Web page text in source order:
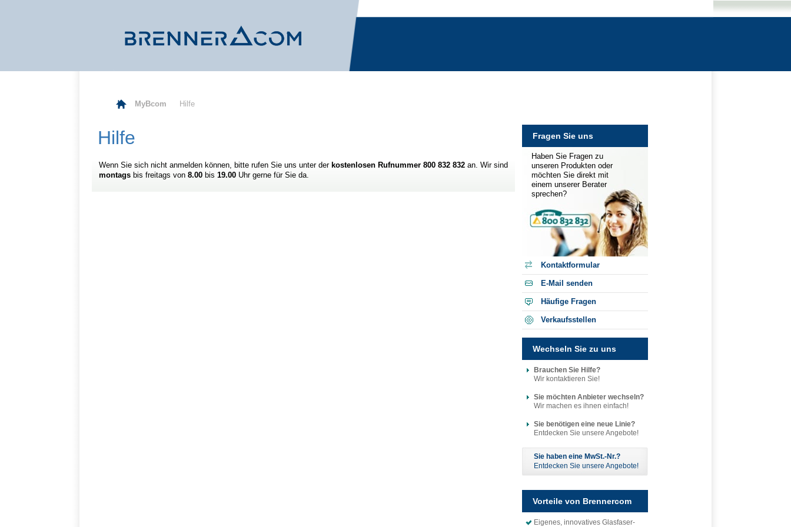
MyBcom Hilfe
Hilfe
Wenn Sie sich nicht anmelden können, bitte rufen Sie uns unter der kostenlosen Rufnummer 800 832 832 an. Wir sind
montags bis freitags von 8.00 bis 19.00 Uhr gerne für Sie da.
Fragen Sie uns
Haben Sie Fragen zu
unseren Produkten oder
möchten Sie direkt mit
einem unserer Berater
sprechen?
Kontaktformular
E-Mail senden
Häufige Fragen
Verkaufsstellen
Wechseln Sie zu uns
Brauchen Sie Hilfe?
Wir kontaktieren Sie!
Sie möchten Anbieter wechseln?
Wir machen es ihnen einfach!
Sie benötigen eine neue Linie?
Entdecken Sie unsere Angebote!
Sie haben eine MwSt.-Nr.?
Entdecken Sie unsere Angebote!
Vorteile von Brennercom
Eigenes, innovatives Glasfaser-